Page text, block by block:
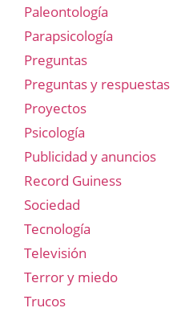
Paleontología
Parapsicología
Preguntas
Preguntas y respuestas
Proyectos
Psicología
Publicidad y anuncios
Record Guiness
Sociedad
Tecnología
Televisión
Terror y miedo
Trucos